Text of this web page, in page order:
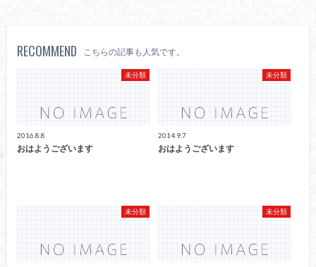
RECOMMEND こちらの記事も人気です。
未分類
2016.8.8
おはようございます
未分類
2014.9.7
おはようございます
未分類 未分類